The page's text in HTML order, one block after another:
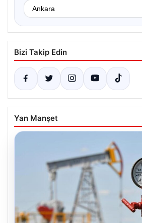
Bizi Takip Edin
Yan Manşet